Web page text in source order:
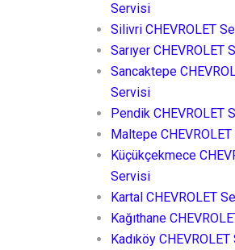
Servisi
Silivri CHEVROLET
Sarıyer CHEVROLET
Sancaktepe
Servisi
Pendik CHEVROLET
Maltepe
Küçükçekmece
Servisi
Kartal CHEVROLET
Kağıthane
Kadıköy